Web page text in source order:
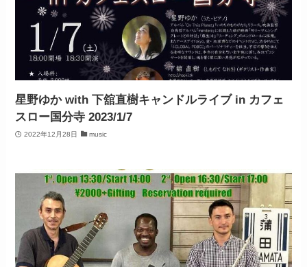
星野ゆか with 下舘直樹キャンドルライブ in カフェ
スロー国分寺 2023/1/7
2022年12月28日 music